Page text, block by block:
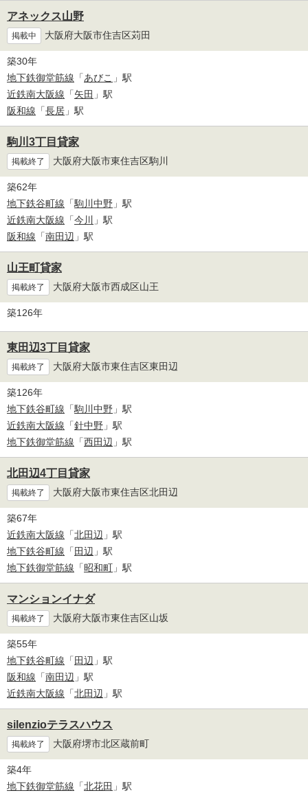
アネックス山野
掲載中 大阪府大阪市住吉区苅田
築30年
地下鉄御堂筋線 「あびこ 」駅
近鉄南大阪線 「矢田 」駅
阪和線 「長居 」駅
駒川3丁目貸家
掲載終了 大阪府大阪市東住吉区駒川
築62年
地下鉄谷町線 「駒川中野 」駅
近鉄南大阪線 「今川
」駅
阪和線 「南田辺 」駅
山王町貸家
掲載終了 大阪府大阪市西成区山王
築126年
東田辺3丁目貸家
掲載終了 大阪府大阪市東住吉区東田辺
築126年
地下鉄谷町線 「駒川中野 」駅
近鉄南大阪線 「針中野 」駅
地下鉄御堂筋線 「西田辺 」駅
北田辺4丁目貸家
掲載終了 大阪府大阪市東住吉区北田辺
築67年
近鉄南大阪線 「北田辺 」駅
地下鉄谷町線 「 田辺 」駅
地下鉄御堂筋線 「昭和町 」駅
マンションイナダ
掲載終了 大阪府大阪市東住吉区山坂
築55年
地下鉄谷町線 「 田辺 」駅
阪和線 「南田辺 」駅
近鉄南大阪線 「北田辺 」駅
silenzioテラスハウス
掲載終了 大阪府堺市北区蔵前町
築4年
地下鉄御堂筋線 「北花田 」駅